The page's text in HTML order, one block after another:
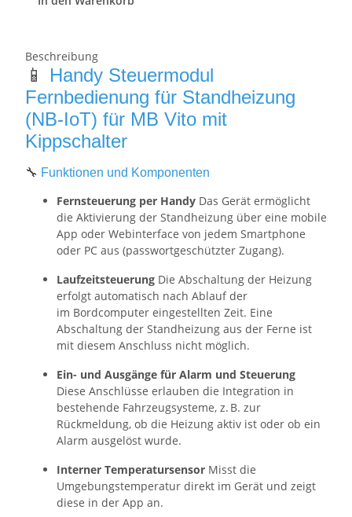
Beschreibung
📱 Handy Steuermodul
Fernbedienung für Standheizung
(NB-IoT) für MB Vito mit
Kippschalter
🔧 Funktionen und Komponenten
Fernsteuerung per Handy Das Gerät ermöglicht
die Aktivierung der Standheizung über eine mobile
App oder Webinterface von jedem Smartphone
oder PC aus (passwortgeschützter Zugang).
Laufzeitsteuerung Die Abschaltung der Heizung
erfolgt automatisch nach Ablauf der
im Bordcomputer eingestellten Zeit. Eine
Abschaltung der Standheizung aus der Ferne ist
mit diesem Anschluss nicht möglich.
Ein- und Ausgänge für Alarm und Steuerung
Diese Anschlüsse erlauben die Integration in
bestehende Fahrzeugsysteme, z. B. zur
Rückmeldung, ob die Heizung aktiv ist oder ob ein
Alarm ausgelöst wurde.
Interner Temperatursensor Misst die
Umgebungstemperatur direkt im Gerät und zeigt
diese in der App an.